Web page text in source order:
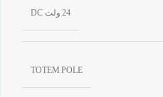
24 ولت DC
TOTEM POLE